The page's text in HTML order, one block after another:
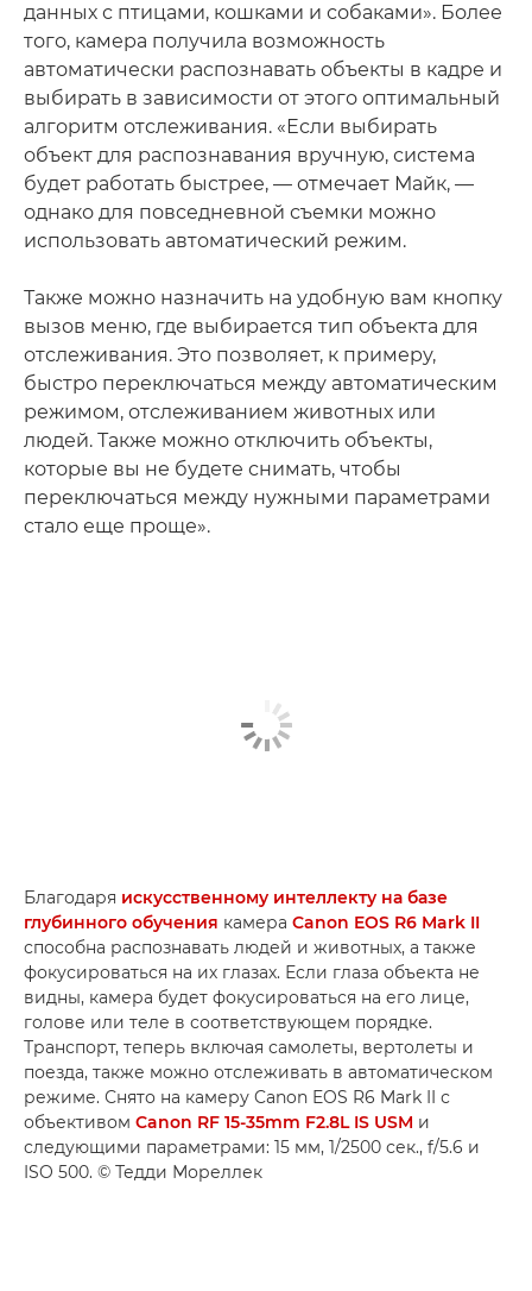
данных с птицами, кошками и собаками». Более
того, камера получила возможность
автоматически распознавать объекты в кадре и
выбирать в зависимости от этого оптимальный
алгоритм отслеживания. «Если выбирать
объект для распознавания вручную, система
будет работать быстрее, — отмечает Майк, —
однако для повседневной съемки можно
использовать автоматический режим.
Также можно назначить на удобную вам кнопку
вызов меню, где выбирается тип объекта для
отслеживания. Это позволяет, к примеру,
быстро переключаться между автоматическим
режимом, отслеживанием животных или
людей. Также можно отключить объекты,
которые вы не будете снимать, чтобы
переключаться между нужными параметрами
стало еще проще».
Благодаря искусственному интеллекту на базе
глубинного обучения камера Canon EOS R6 Mark II
способна распознавать людей и животных, а также
фокусироваться на их глазах. Если глаза объекта не
видны, камера будет фокусироваться на его лице,
голове или теле в соответствующем порядке.
Транспорт, теперь включая самолеты, вертолеты и
поезда, также можно отслеживать в автоматическом
режиме. Снято на камеру Canon EOS R6 Mark II с
объективом Canon RF 15-35mm F2.8L IS USM и
следующими параметрами: 15 мм, 1/2500 сек., f/5.6 и
ISO 500. © Тедди Мореллек